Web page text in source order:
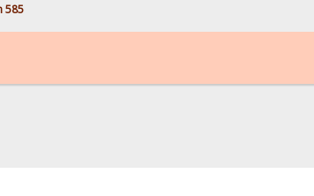
585